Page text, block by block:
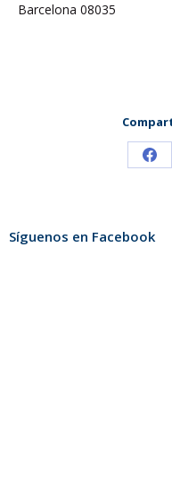
Barcelona 08035
Síguenos en Facebook